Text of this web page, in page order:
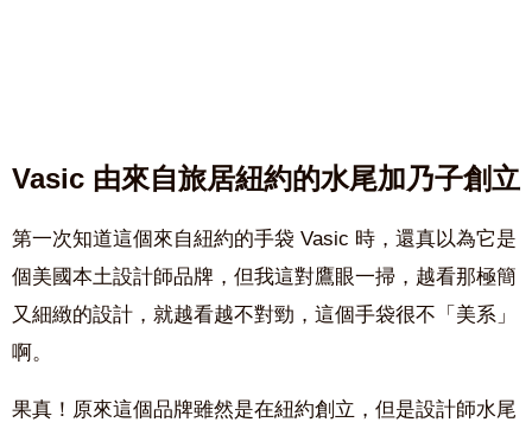
Vasic 由來自旅居紐約的水尾加乃子創立
第一次知道這個來自紐約的手袋 Vasic 時，還真以為它是
個美國本土設計師品牌，但我這對鷹眼一掃，越看那極簡
又細緻的設計，就越看越不對勁，這個手袋很不「美系」
啊。
果真！原來這個品牌雖然是在紐約創立，但是設計師水尾